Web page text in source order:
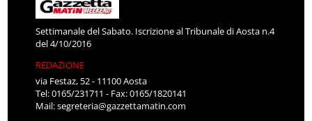
Settimanale del Sabato. Iscrizione al Tribunale di Aosta n.4
del 4/10/2016
REDAZIONE
via Festaz, 52 - 11100 Aosta
Tel: 0165/231711 - Fax: 0165/1820141
Mail:segreteria@gazzettamatin.com